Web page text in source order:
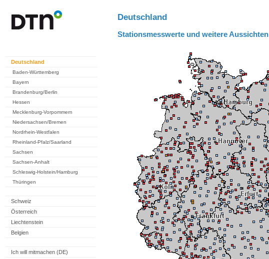
Deutschland
Baden-Württemberg
Bayern
Brandenburg/Berlin
Hessen
Mecklenburg-Vorpommern
Niedersachsen/Bremen
Nordrhein-Westfalen
Rheinland-Pfalz/Saarland
Sachsen
Sachsen-Anhalt
Schleswig-Holstein/Hamburg
Thüringen
Schweiz
Österreich
Liechtenstein
Belgien
Ich will mitmachen (DE)
Deutschland
Stationsmesswerte und weitere Aussichten